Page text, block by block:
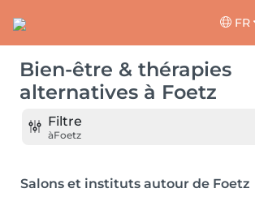
FR
Bien-être & thérapies
alternatives à Foetz
Filtre
àFoetz
Salons et instituts autour de Foetz